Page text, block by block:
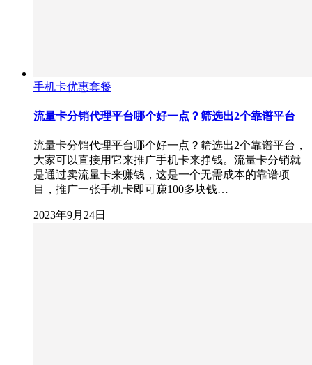
手机卡优惠套餐
流量卡分销代理平台哪个好一点？筛选出2个靠谱平台
流量卡分销代理平台哪个好一点？筛选出2个靠谱平台，
大家可以直接用它来推广手机卡来挣钱。流量卡分销就
是通过卖流量卡来赚钱，这是一个无需成本的靠谱项
目，推广一张手机卡即可赚100多块钱…
2023年9月24日